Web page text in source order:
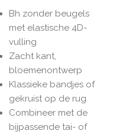
Bh zonder beugels
met elastische 4D-
vulling
Zacht kant,
bloemenontwerp
Klassieke bandjes of
gekruist op de rug
Combineer met de
bijpassende tai- of